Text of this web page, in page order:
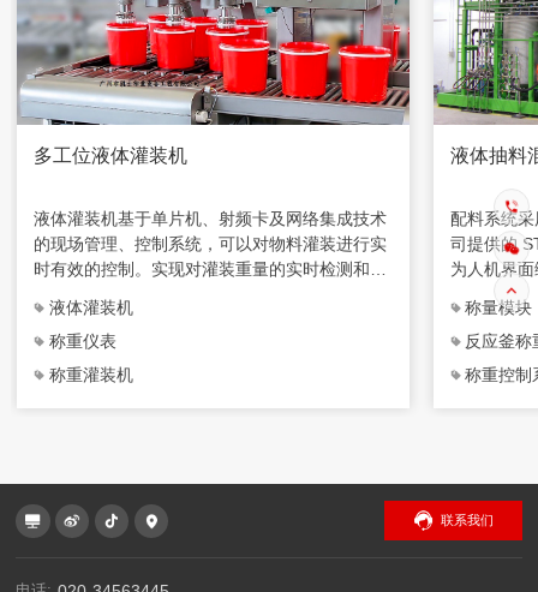
多工位液体灌装机
液体灌装机基于单片机、射频卡及网络集成技术
的现场管理、控制系统，可以对物料灌装进行实
时有效的控制。实现对灌装重量的实时检测和灌
微机化管理。
液体灌装机
称重仪表
称重灌装机
液体抽料
配料系统
司提供的
为人机界
PC 机与
通信，并
称量模块
反应釜称
称重控制
联系我们